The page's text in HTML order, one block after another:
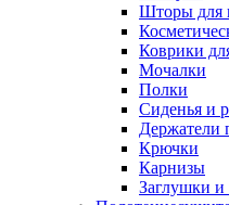
Шторы для
Коврики
Мочалки
Полки
Сиденья и
Держатели
Крючки
Карнизы
Заглушки и